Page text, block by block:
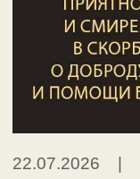
22.07.2026 |